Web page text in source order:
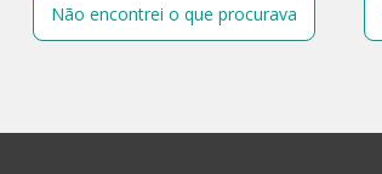
Não encontrei o que procurava